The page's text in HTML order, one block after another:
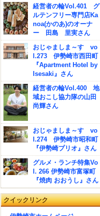
経営者の輪Vol.401 グ
ルテンフリー専門店Ka
noa(かのあ)のオーナ
ー 田島 里実さん
おじゃましま～す vo
l.273 伊勢崎市西田町
『Apartment Hotel by
Isesaki』さん
経営者の輪Vol.400 地
域おこし協力隊の山田
尚輝さん
おじゃましま～す vo
l.274 伊勢崎市昭和町
『伊勢崎プリオ』さん
グルメ・ランチ特集Vo
l. 266 伊勢崎市富塚町
『焼肉 おおうし』さん
クイックリンク